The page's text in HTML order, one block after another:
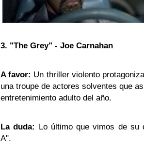
3. "The Grey" - Joe Carnahan
A favor: Un thriller violento
una troupe de actores solventes que
entretenimiento adulto del año.
La duda: Lo último que vimos de su
A".